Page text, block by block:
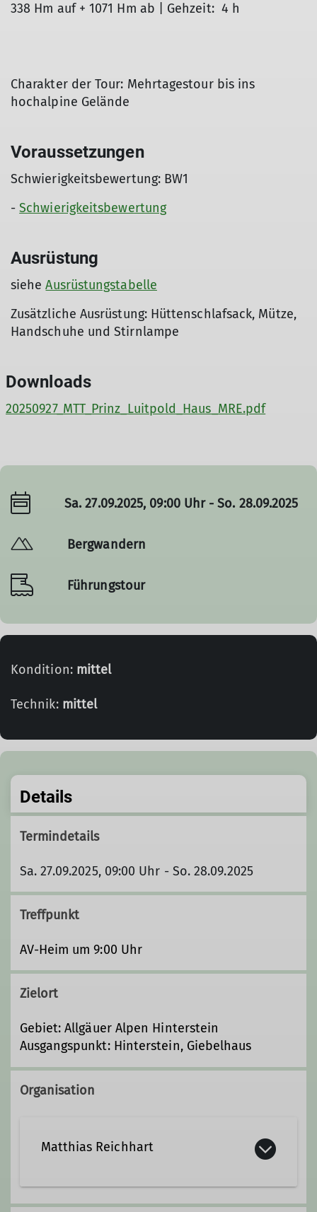
338 Hm auf + 1071 Hm ab | Gehzeit: 4 h
Charakter der Tour: Mehrtagestour bis ins
hochalpine Gelände
Voraussetzungen
Schwierigkeitsbewertung: BW1
-Schwierigkeitsbewertung
Ausrüstung
sieheAusrüstungstabelle
Zusätzliche Ausrüstung: Hüttenschlafsack, Mütze,
Handschuhe und Stirnlampe
Downloads
20250927_MTT_Prinz_Luitpold_Haus_MRE.pdf
Sa. 27.09.2025, 09:00 Uhr - So. 28.09.2025
Bergwandern
Führungstour
Kondition: mittel
Technik: mittel
Details
Termindetails
Sa. 27.09.2025, 09:00 Uhr - So. 28.09.2025
Treffpunkt
AV-Heim um 9:00 Uhr
Zielort
Gebiet: Allgäuer Alpen Hinterstein
Ausgangspunkt: Hinterstein, Giebelhaus
Organisation
Matthias Reichhart
Kontakt aufnehmen